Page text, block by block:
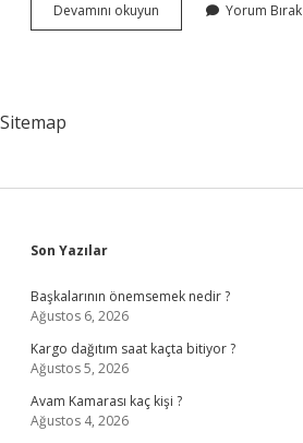
Devamını okuyun
Zapt
Yorum Bırak
Sitemap
Sidebar
Son Yazılar
Başkalarının önemsemek nedir ?
Ağustos 6, 2026
Kargo dağıtım saat kaçta bitiyor ?
Ağustos 5, 2026
Avam Kamarası kaç kişi ?
Ağustos 4, 2026